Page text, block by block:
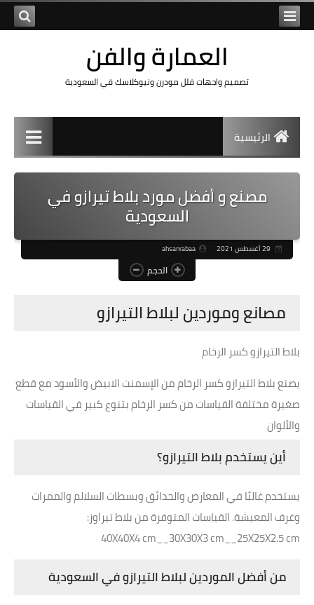
العمارة والفن
تصميم واجهات فلل مودرن ونيوكلاسك في السعودية
الرئيسية
مصنع و أفضل مورد بلاط تيرازو في
السعودية
ahsanrabaa
الحجم
مصانع وموردين لبلاط التيرازو
بلاط التيرازو كسر الرخام
يصنع بلاط التيرازو كسر الرخام من الإسمنت الابيض والأسود مع قطع
صغيرة مختلفة القياسات من كسر الرخام بتنوع كبير في القياسات
والألوان
أين يستخدم بلاط التيرازو؟
يستخدم غالبًا في المعارض والحدائق وبسطات السلالم والممرات
وغرف المعيشة. القياسات المتوفرة من بلاط تيراوز:
40X40X4 cm__30X30X3 cm__25X25X2.5 cm
من أفضل الموردين لبلاط التيرازو في السعودية